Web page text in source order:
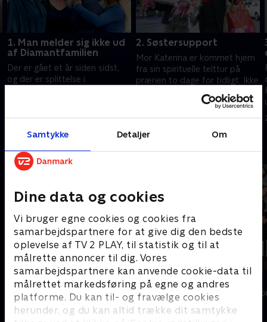
Samtykke Detaljer Om
Dine data og cookies
Vi bruger egne cookies og cookies fra
samarbejdspartnere for at give dig den bedste
oplevelse af TV 2 PLAY, til statistik og til at
målrette annoncer til dig. Vores
samarbejdspartnere kan anvende cookie-data til
målrettet markedsføring på egne og andres
platforme. Du kan til- og fravælge cookies
herunder, og du kan altid trække dit samtykke
1. Man melder sig ikke ud
af Diamantfamilien
Der er gået et år siden sidst,
og der er splittelse i
25. september 2019 • 30 min
2. Søstersupport
Mor Katerina er kommet hjem
fra sin spirituelle telttur på
prærien to dage for tidligt. Ikke
håber, at turen har ændret
25. september 2019 • 28 min
Andre så også
Diamantfamilien - fanget i Dubai
Reality • 1 sæsoner
Forræder
Reality • 4